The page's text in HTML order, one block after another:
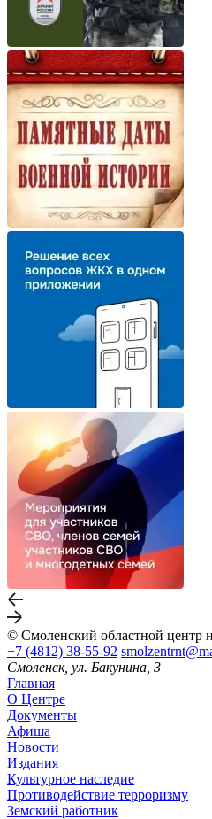
© Смоленский областной центр
+7 (4812) 38-55-92
Смоленск, ул. Бакунина, 3
Главная
О Центре
Документы
Афиша
Новости
Издания
Культурное наследие
Противодействие терроризму
Земский работник